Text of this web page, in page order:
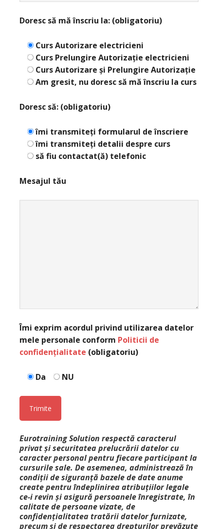
Doresc să mă înscriu la: (obligatoriu)
Curs Autorizare electricieni
Curs Prelungire Autorizație electricieni
Curs Autorizare și Prelungire Autorizație
Am gresit, nu doresc să mă înscriu la curs
Doresc să: (obligatoriu)
îmi transmiteți formularul de înscriere
îmi transmiteți detalii despre curs
să fiu contactat(ă) telefonic
Mesajul tău
Îmi exprim acordul privind utilizarea datelor
mele personale conform Politicii de
confidențialitate (obligatoriu)
Da NU
Eurotraining Solution respectă caracterul
privat şi securitatea prelucrării datelor cu
caracter personal pentru fiecare participant la
cursurile sale. De asemenea, administrează în
condiții de siguranță bazele de date anume
create pentru îndeplinirea atribuţiilor legale
ce-i revin şi asigură persoanele înregistrate, în
calitate de persoane vizate, de
confidențialitatea tratării datelor furnizate,
precum și de respectarea drepturilor prevăzute